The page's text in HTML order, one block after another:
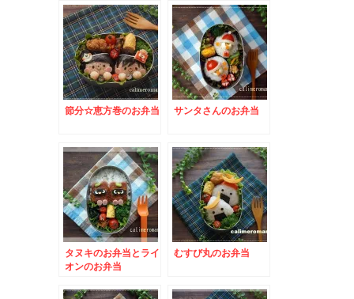
節分☆恵方巻のお弁当 サンタさんのお弁当
タヌキのお弁当とライ
オンのお弁当
むすび丸のお弁当